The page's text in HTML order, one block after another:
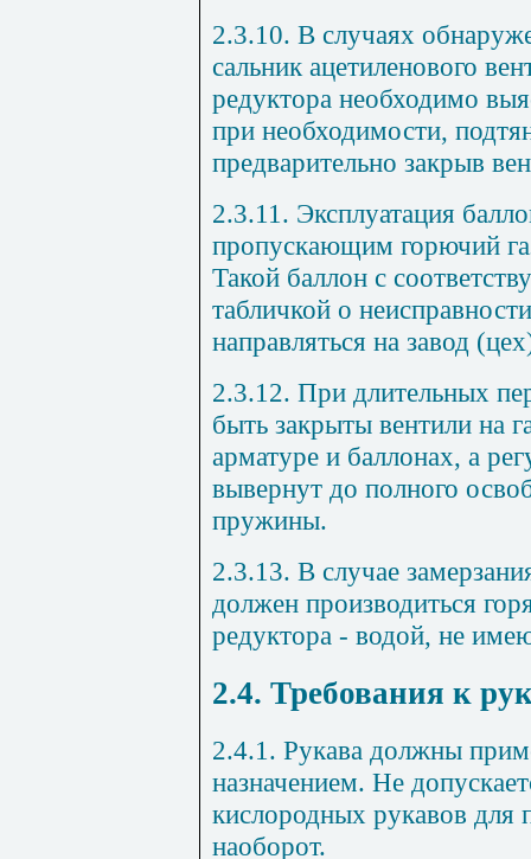
2.3.10. В случаях
сальник ацетиленового
редуктора необходимо
при необходимости,
предварительно закрыв
2.3.11. Эксплуатация
пропускающим горючий
Такой баллон с
табличкой о
направляться на завод
2.3.12. При длительных
быть закрыты вентили на
арматуре и баллонах, а
вывернут до полного
пружины.
2.3.13. В случае
должен производиться
редуктора - водой, не
2.4. Требования к
2.4.1. Рукава должны
назначением. Не
кислородных рукавов для
наоборот.